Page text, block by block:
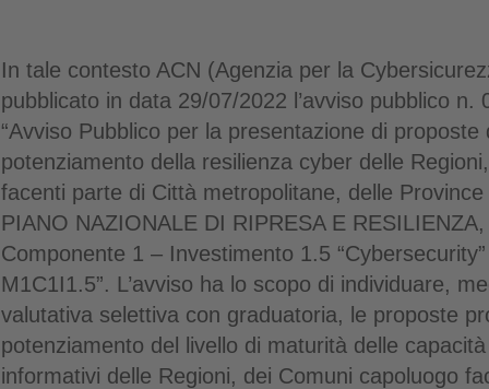
In tale contesto ACN (Agenzia per la
pubblicato in data 29/07/2022 l’avviso pubblico n.
“Avviso Pubblico per la presentazione di proposte
potenziamento della resilienza cyber delle
facenti parte di Città metropolitane, delle
PIANO NAZIONALE DI RIPRESA E
Componente 1 – Investimento 1.5
M1C1I1.5”. L’avviso ha lo scopo di individuare,
valutativa selettiva con graduatoria, le proposte
potenziamento del livello di maturità delle
informativi delle Regioni, dei Comuni capoluogo